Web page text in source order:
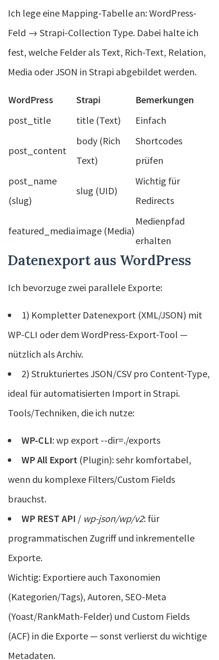
Ich lege eine Mapping-Tabelle an: WordPress-
Feld → Strapi-Collection Type. Dabei halte ich
fest, welche Felder als Text, Rich-Text, Relation,
Media oder JSON in Strapi abgebildet werden.
WordPress Strapi
Bemerkungen
post_title
title (Text) Einfach
post_content
body (Rich
Text)
Shortcodes
prüfen
post_name
(slug)
slug (UID)
Wichtig für
Redirects
featured_mediaimage (Media)
Medienpfad
erhalten
Datenexport aus WordPress
Ich bevorzuge zwei parallele Exporte:
1) Kompletter Datenexport (XML/JSON) mit
WP-CLI oder dem WordPress-Export-Tool —
nützlich als Archiv.
2) Strukturiertes JSON/CSV pro Content-Type,
ideal für automatisierten Import in Strapi.
Tools/Techniken, die ich nutze:
WP-CLI: wp export --dir=./exports
WP All Export (Plugin): sehr komfortabel,
wenn du komplexe Filters/Custom Fields
brauchst.
WP REST API / wp-json/wp/v2: für
programmatischen Zugriff und inkrementelle
Exporte.
Wichtig: Exportiere auch Taxonomien
(Kategorien/Tags), Autoren, SEO-Meta
(Yoast/RankMath-Felder) und Custom Fields
(ACF) in die Exporte — sonst verlierst du wichtige
Metadaten.